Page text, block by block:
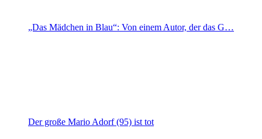
„Das Mädchen in Blau“: Von einem Autor, der das G…
Der große Mario Adorf (95) ist tot